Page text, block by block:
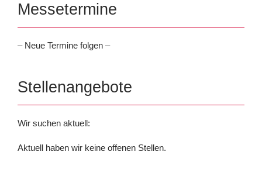
Messetermine
– Neue Termine folgen –
Stellenangebote
Wir suchen aktuell:
Aktuell haben wir keine offenen Stellen.